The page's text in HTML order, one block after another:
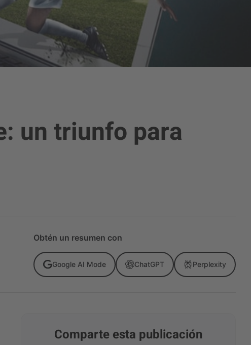
un triunfo para
Obtén un resumen con
Google AI Mode ChatGPT Perplexity
Comparte esta publicación